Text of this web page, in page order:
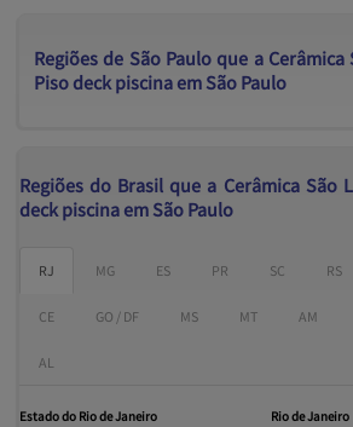
Regiões de São Paulo que a
Piso deck piscina em São Paulo
Regiões do Brasil que a Cerâmica São
deck piscina em São Paulo
RJ MG ES PR SC RS
CE GO / DF MS MT AM
AL
Estado do Rio de Janeiro
Rio de Janeiro